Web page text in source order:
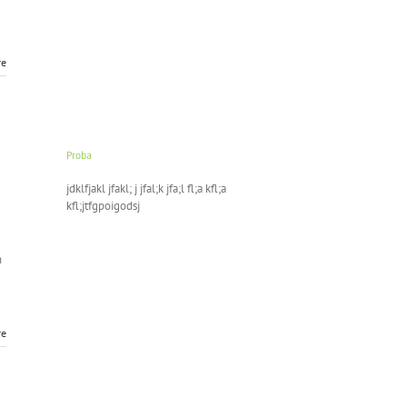
Proba
jdklfjakl jfakl; j jfal;k jfa;l fl;a kfl;a
kfl;jtfgpoigodsj